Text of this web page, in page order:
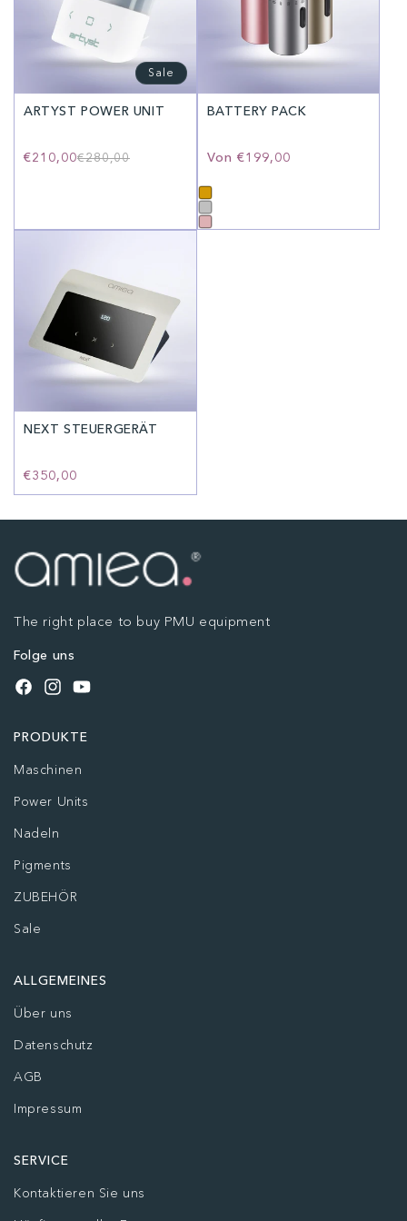
Sale
ARTYST POWER UNIT
€280,00 Verkaufspreis
€210,00
BATTERY PACK
Normaler
Von €199,00
NEXT STEUERGERÄT
Normaler
Preis
€350,00
The right place to buy PMU equipment
Folge uns
Facebook
InstagramYouTube
PRODUKTE
Maschinen
Power Units
Nadeln
Pigments
ZUBEHÖR
Sale
ALLGEMEINES
Über uns
Datenschutz
AGB
Impressum
SERVICE
Kontaktieren Sie uns